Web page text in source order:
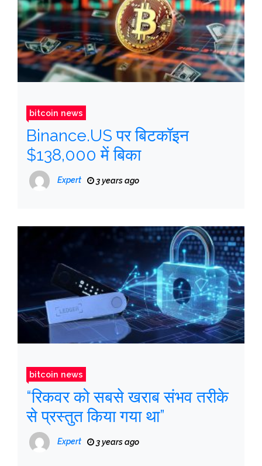
bitcoin news
Binance.US पर बिटकॉइन
$138,000 में बिका
Expert 3 years ago
bitcoin news
“रिकवर को सबसे खराब संभव तरीके
से प्रस्तुत किया गया था”
Expert 3 years ago